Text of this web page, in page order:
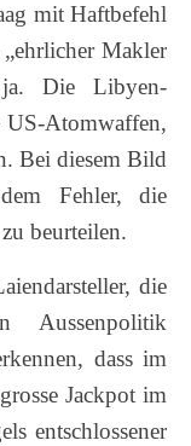
mit Haftbefehl
„ehrlicher Makler
Die Libyen-
Atomwaffen,
Bei diesem Bild
Fehler, die
beurteilen.
die
Aussenpolitik
dass im
Jackpot im
entschlossener